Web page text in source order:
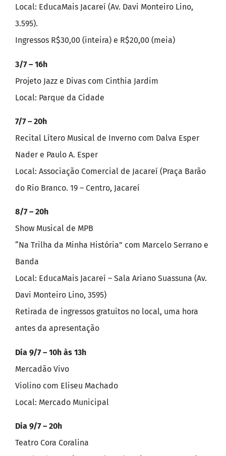
Local: EducaMais Jacareí (Av. Davi Monteiro Lino,
3.595).
Ingressos R$30,00 (inteira) e R$20,00 (meia)
3/7 – 16h
Projeto Jazz e Divas com Cinthia Jardim
Local: Parque da Cidade
7/7 – 20h
Recital Lítero Musical de Inverno com Dalva Esper
Nader e Paulo A. Esper
Local: Associação Comercial de Jacareí (Praça Barão
do Rio Branco. 19 – Centro, Jacareí
8/7 – 20h
Show Musical de MPB
“Na Trilha da Minha História” com Marcelo Serrano e
Banda
Local: EducaMais Jacareí – Sala Ariano Suassuna (Av.
Davi Monteiro Lino, 3595)
Retirada de ingressos gratuitos no local, uma hora
antes da apresentação
Dia 9/7 – 10h às 13h
Mercadão Vivo
Violino com Eliseu Machado
Local: Mercado Municipal
Dia 9/7 – 20h
Teatro Cora Coralina